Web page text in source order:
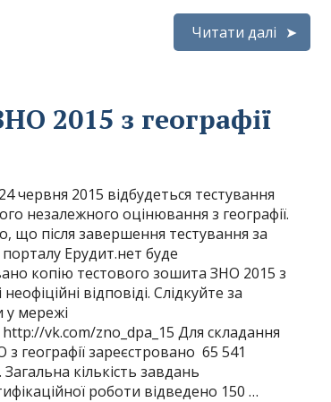
Читати далі
2015 з географії
червня 2015 відбудеться тестування
незалежного оцінювання з географії.
що після завершення тестування за
порталу Ерудит.нет буде
копію тестового зошита ЗНО 2015 з
неофіційні відповіді. Слідкуйте за
мережі
vk.com/zno_dpa_15 Для складання
з географії зареєстровано 65 541
Загальна кількість завдань
роботи відведено 150 …